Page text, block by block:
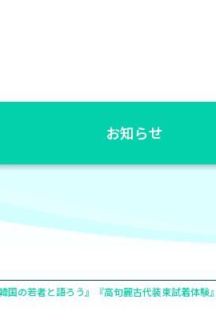
お知らせ
の若者と語ろう』『高句麗古代装束試着体験